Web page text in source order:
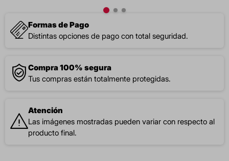
Formas de Pago
Distintas opciones de pago con total seguridad.
Compra 100% segura
Tus compras están totalmente protegidas.
Atención
Las imágenes mostradas pueden variar con respecto al
producto final.